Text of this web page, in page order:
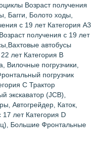
Возраст получения
Багги, Болото ходы,
с 19 лет Категория А3
получения с 19 лет
автобусы
лет Категория В
Вилочные погрузчики,
погрузчик
С Трактор
экскаватор (JCB),
Автогрейдер, Каток,
лет Категория D
Большие Фронтальные